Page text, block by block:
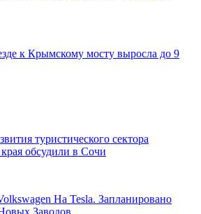
к Крымскому мосту выросла до 9
туристического сектора
обсудили в Сочи
На Tesla. Запланировано
Заводов